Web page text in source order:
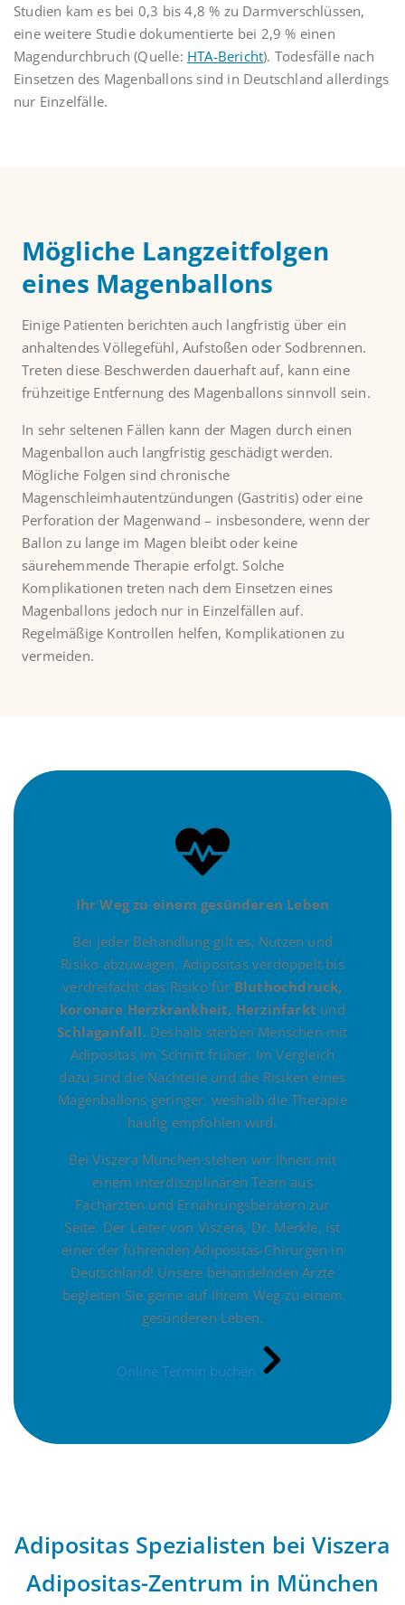
Studien kam es bei 0,3 bis 4,8 % zu Darmverschlüssen,
eine weitere Studie dokumentierte bei 2,9 % einen
Magendurchbruch (Quelle: HTA-Bericht). Todesfälle nach
Einsetzen des Magenballons sind in Deutschland allerdings
nur Einzelfälle.
Mögliche Langzeitfolgen
eines Magenballons
Einige Patienten berichten auch langfristig über ein
anhaltendes Völlegefühl, Aufstoßen oder Sodbrennen.
Treten diese Beschwerden dauerhaft auf, kann eine
frühzeitige Entfernung des Magenballons sinnvoll sein.
In sehr seltenen Fällen kann der Magen durch einen
Magenballon auch langfristig geschädigt werden.
Mögliche Folgen sind chronische
Magenschleimhautentzündungen (Gastritis) oder eine
Perforation der Magenwand – insbesondere, wenn der
Ballon zu lange im Magen bleibt oder keine
säurehemmende Therapie erfolgt. Solche
Komplikationen treten nach dem Einsetzen eines
Magenballons jedoch nur in Einzelfällen auf.
Regelmäßige Kontrollen helfen, Komplikationen zu
vermeiden.
Ihr Weg zu einem gesünderen Leben
Bei jeder Behandlung gilt es, Nutzen und
Risiko abzuwägen. Adipositas verdoppelt bis
verdreifacht das Risiko für Bluthochdruck,
koronare Herzkrankheit, Herzinfarkt und
Schlaganfall. Deshalb sterben Menschen mit
Adipositas im Schnitt früher. Im Vergleich
dazu sind die Nachteile und die Risiken eines
Magenballons geringer, weshalb die Therapie
häufig empfohlen wird.
Bei Viszera München stehen wir Ihnen mit
einem interdisziplinären Team aus
Fachärzten und Ernährungsberatern zur
Seite. Der Leiter von Viszera, Dr. Merkle, ist
einer der führenden Adipositas-Chirurgen in
Deutschland! Unsere behandelnden Ärzte
begleiten Sie gerne auf Ihrem Weg zu einem
gesünderen Leben.
Online Termin buchen
Adipositas Spezialisten bei Viszera
Adipositas-Zentrum in München